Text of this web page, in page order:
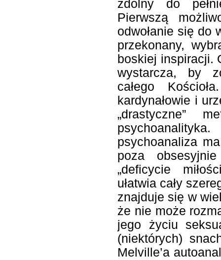
zdolny do
Pierwszą
odwołanie się do
przekonany,
boskiej inspiracji.
wystarcza, by
całego
kardynałowie i
„drastyczne”
psychoanaliza
poza
„deficycie
ułatwia cały
znajduje się w
że nie może
jego życiu
(niektórych)
Melville’a